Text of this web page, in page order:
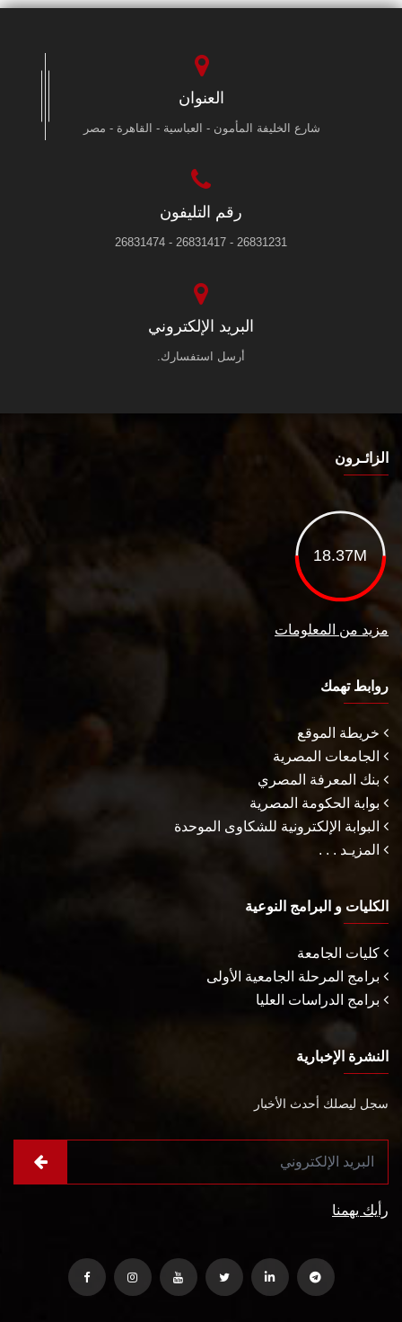
العنوان
شارع الخليفة المأمون - العباسية - القاهرة - مصر
رقم التليفون
26831231 - 26831417 - 26831474
البريد الإلكتروني
أرسل استفسارك.
الزائـرون
18.37M
مزيد من المعلومات
روابط تهمك
خريطة الموقع
الجامعات المصرية
بنك المعرفة المصري
بوابة الحكومة المصرية
البوابة الإلكترونية للشكاوى الموحدة
المزيـد . . .
الكليات و البرامج النوعية
كليات الجامعة
برامج المرحلة الجامعية الأولى
برامج الدراسات العليا
النشرة الإخبارية
سجل ليصلك أحدث الأخبار
رأيك يهمنا